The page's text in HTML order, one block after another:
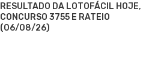
RESULTADO DA LOTOFÁCIL HOJE,
CONCURSO 3755 E RATEIO
(06/08/26)